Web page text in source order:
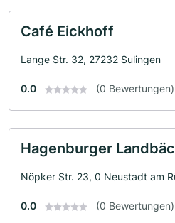
Café Eickhoff
Lange Str. 32, 27232 Sulingen
0.0 (0 Bewertungen)
Hagenburger
Nöpker Str. 23, 0 Neustadt am
0.0 (0 Bewertungen)